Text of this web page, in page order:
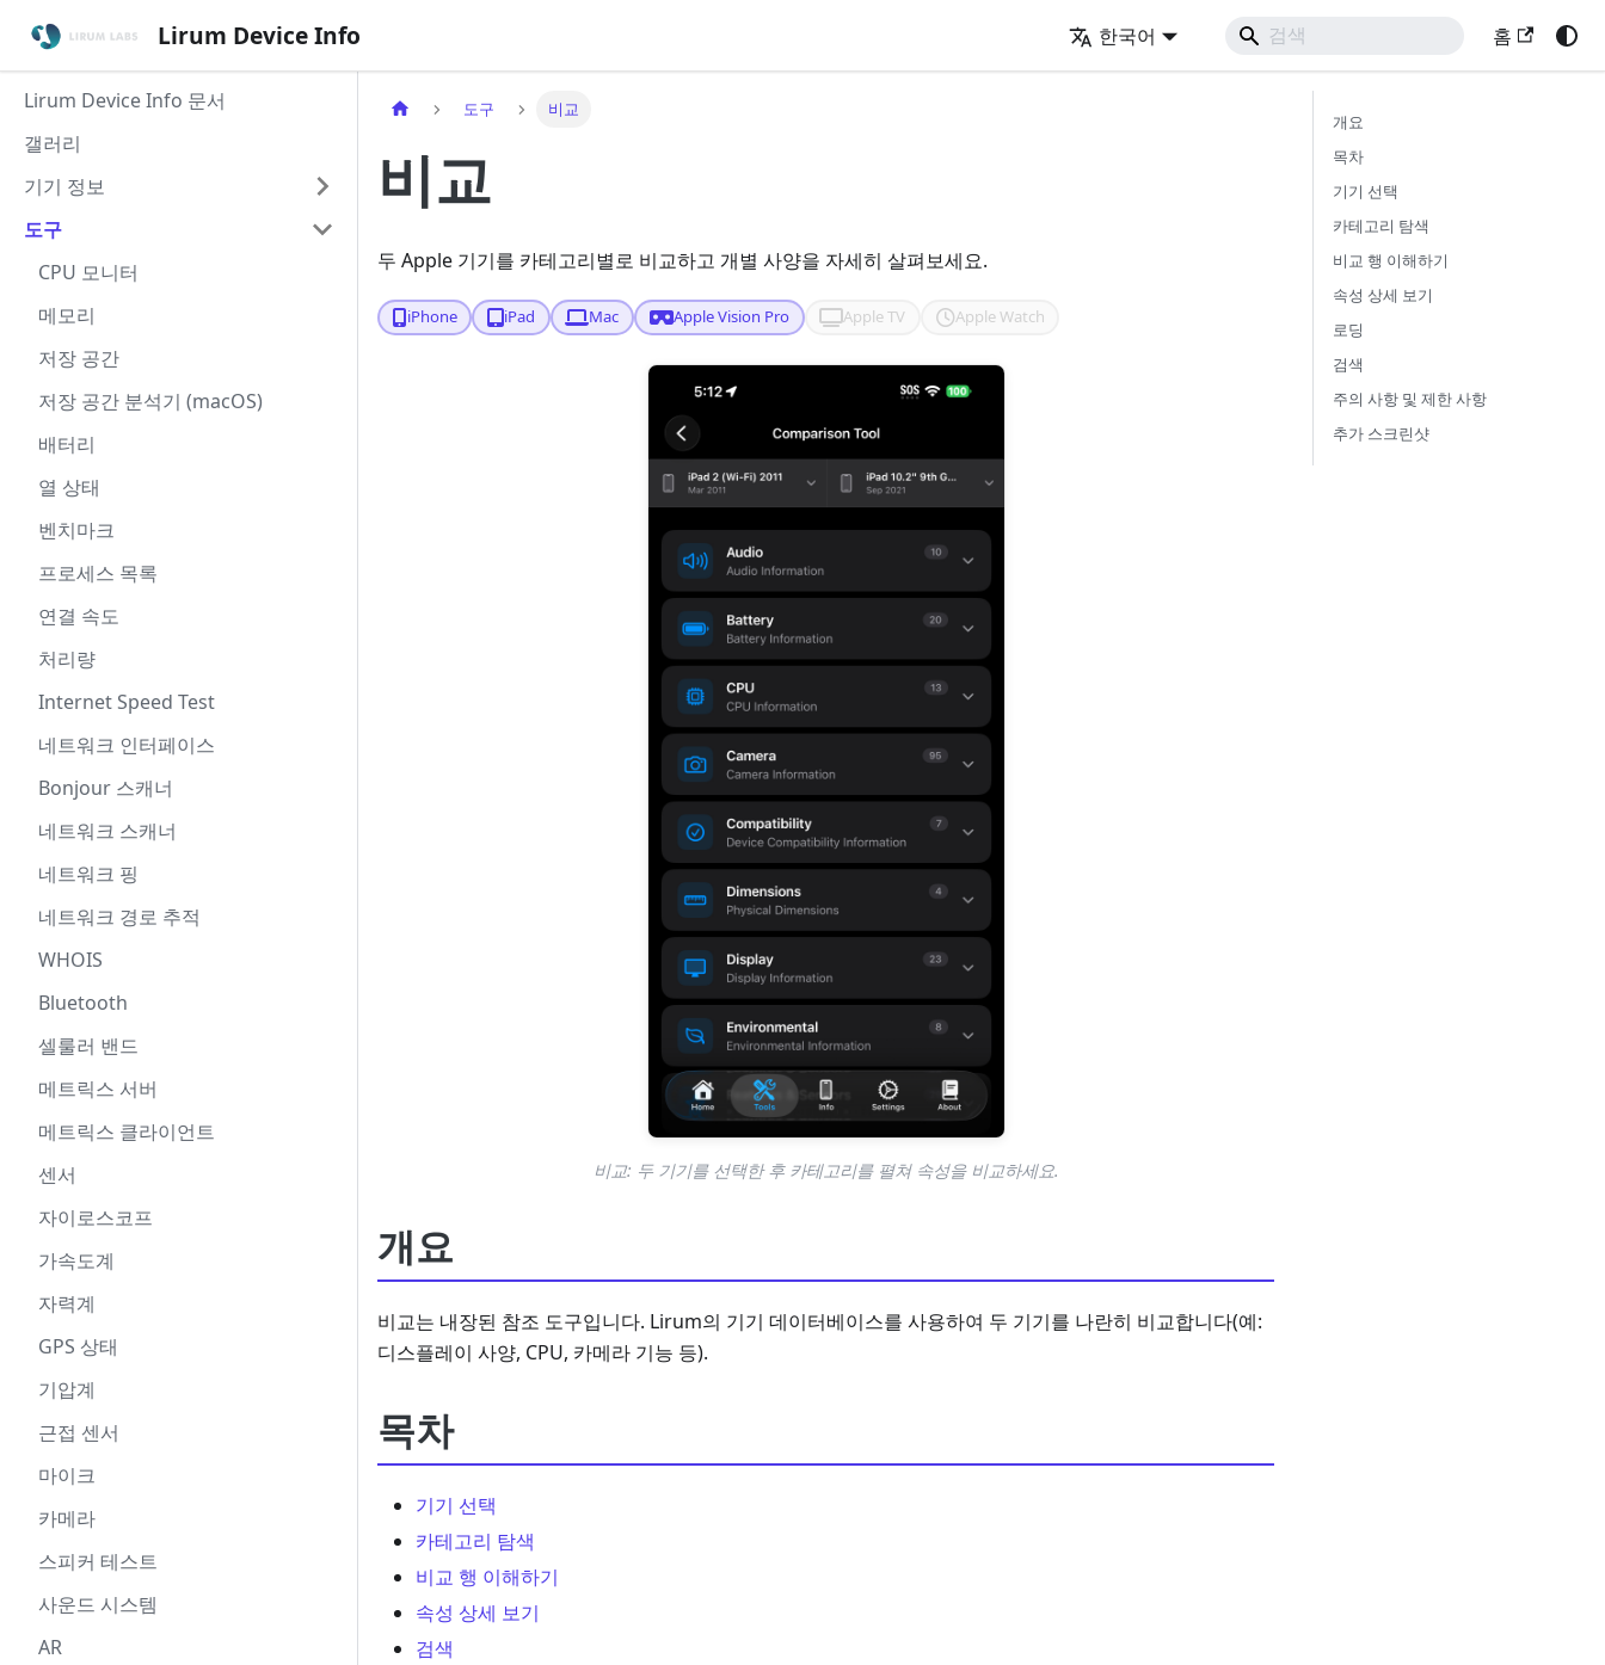
Lirum Device Info 한국어 홈
Lirum Device Info 문서
갤러리
기기 정보
도구
CPU 모니터
메모리
저장 공간
저장 공간 분석기 (macOS)
배터리
열 상태
벤치마크
프로세스 목록
연결 속도
처리량
Internet Speed Test
네트워크 인터페이스
Bonjour 스캐너
네트워크 스캐너
네트워크 핑
네트워크 경로 추적
WHOIS
Bluetooth
셀룰러 밴드
메트릭스 서버
메트릭스 클라이언트
센서
자이로스코프
가속도계
자력계
GPS 상태
기압계
근접 센서
마이크
카메라
스피커 테스트
사운드 시스템
AR
도구 비교
비교
두 Apple 기기를 카테고리별로 비교하고 개별 사양을 자세히 살펴보세요.
iPhone iPad Mac Apple Vision Pro Apple TV Apple Watch
비교: 두 기기를 선택한 후 카테고리를 펼쳐 속성을 비교하세요.
개요
비교는 내장된 참조 도구입니다. Lirum의 기기 데이터베이스를 사용하여 두 기기를 나란히 비교합니다(예:
디스플레이 사양, CPU, 카메라 기능 등).
목차
기기 선택
카테고리 탐색
비교 행 이해하기
속성 상세 보기
검색
개요
목차
기기 선택
카테고리 탐색
비교 행 이해하기
속성 상세 보기
로딩
검색
주의 사항 및 제한 사항
추가 스크린샷